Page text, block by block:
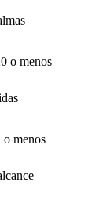
o menos
menos